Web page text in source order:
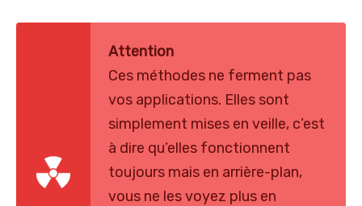
Attention
Ces méthodes ne ferment pas
vos applications. Elles sont
simplement mises en veille, c’est
à dire qu’elles fonctionnent
toujours mais en arrière-plan,
vous ne les voyez plus en